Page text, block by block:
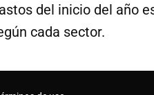
del inicio del año
cada sector.